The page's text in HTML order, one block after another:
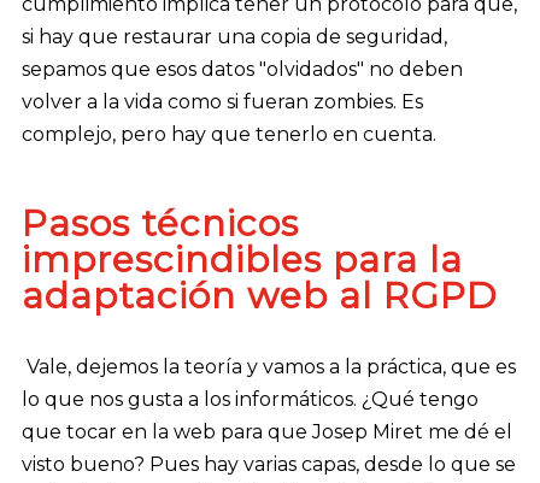
si hay que restaurar una copia de seguridad,
sepamos que esos datos "olvidados" no deben
volver a la vida como si fueran zombies. Es
complejo, pero hay que tenerlo en cuenta.
Pasos técnicos
imprescindibles para la
adaptación web al RGPD
Vale, dejemos la teoría y vamos a la práctica, que es
lo que nos gusta a los informáticos. ¿Qué tengo
que tocar en la web para que Josep Miret me dé el
visto bueno? Pues hay varias capas, desde lo que se